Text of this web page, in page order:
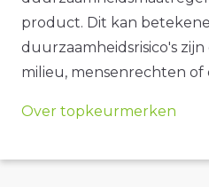
product. Dit kan
duurzaamheidsrisico's
milieu, mensenrechten of
Over topkeurmerken